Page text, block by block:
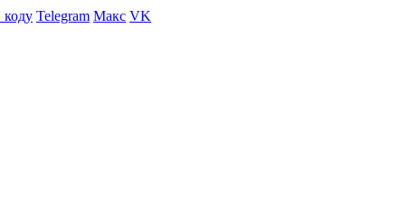
коду Telegram Макс VK